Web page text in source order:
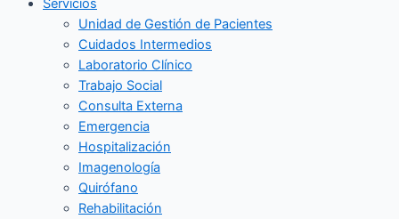
Servicios
Unidad de Gestión de Pacientes
Cuidados Intermedios
Laboratorio Clínico
Trabajo Social
Consulta Externa
Emergencia
Hospitalización
Imagenología
Quirófano
Rehabilitación